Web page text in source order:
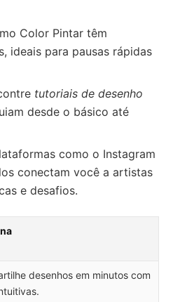
Color Pintar têm
ideais para pausas rápidas
tutoriais de desenho
desde o básico até
como o Instagram
conectam você a artistas
e desafios.
desenhos em minutos com